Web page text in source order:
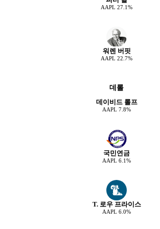
AAPL 27.1%
워렌 버핏
AAPL 22.7%
데롤
데이비드 롤프
AAPL 7.8%
국민연금
AAPL 6.1%
T. 로우 프라이스
AAPL 6.0%